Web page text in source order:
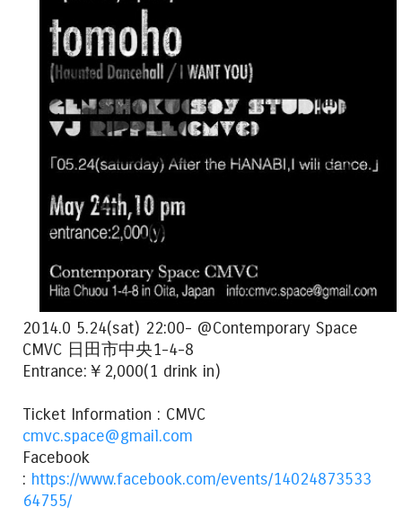
2014.0 5.24(sat) 22:00- @Contemporary Space
CMVC 日田市中央1-4-8
Entrance:￥2,000(1 drink in)
Ticket Information : CMVC
cmvc.space@gmail.com
Facebook
: https://www.facebook.com/events/14024873533
64755/